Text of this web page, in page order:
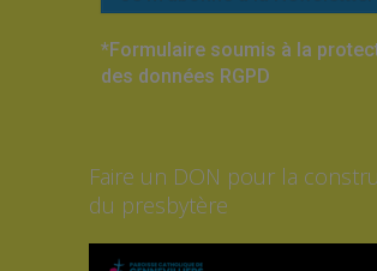
*Formulaire soumis à la
des données RGPD
Faire un DON pour la
du presbytère